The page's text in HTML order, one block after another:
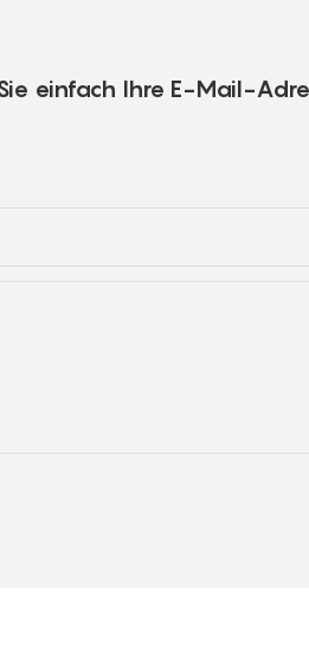
einfach Ihre E-Mail-